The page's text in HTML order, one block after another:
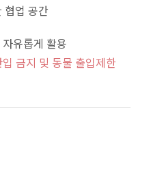
협업 공간
유롭게 활용
금지 및 동물 출입제한